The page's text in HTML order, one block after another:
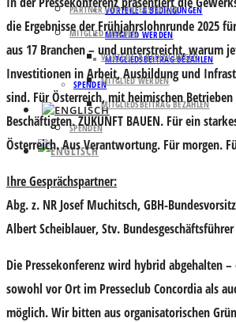
VORTEILE & BEDINGUNGEN
MITGLIED WERDEN
MITGLIEDSBEITRAG BEZAHLEN
SPENDEN
PARTNER UND UNTERSTÜTZER
MITGLIED WERDEN
VORTEILE & BEDINGUNGEN
MITGLIED WERDEN
MITGLIEDSBEITRAG BEZAHLEN
SPENDEN
die Ergebnisse der Frühjahrslohnrunde 2025
aus 17 Branchen – und unterstreicht, warum
Investitionen in Arbeit, Ausbildung und
sind. Für Österreich, mit heimischen
Beschäftigten. ZUKUNFT BAUEN. Für ein
Österreich. Aus Verantwortung. Für morgen.
Ihre Gesprächspartner:
Abg. z. NR Josef Muchitsch,GBH-
Albert Scheiblauer,Stv.
Die Pressekonferenz wird hybrid abgehalten
sowohl vor Ort im Presseclub Concordia als
möglich. Wir bitten aus organisatorischen